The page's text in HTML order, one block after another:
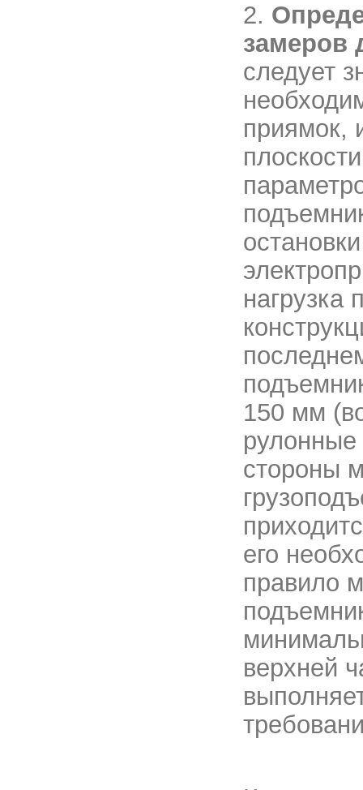
2.
замеров
следует
приямок,
нагрузка
150 мм
рулонные
стороны
его
правило
верхней